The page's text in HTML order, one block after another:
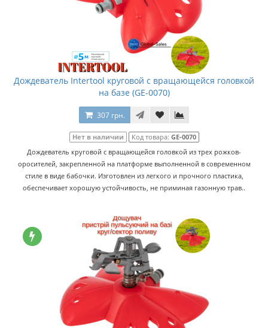
Дождеватель Intertool круговой с вращающейся головкой
на базе (GE-0070)
307 грн.
Нет в наличии Код товара: GE-0070
Дождеватель круговой с вращающейся головкой из трех рожков-
оросителей, закрепленной на платформе выполненной в современном
стиле в виде бабочки. Изготовлен из легкого и прочного пластика,
обеспечивает хорошую устойчивость, не приминая газонную трав..